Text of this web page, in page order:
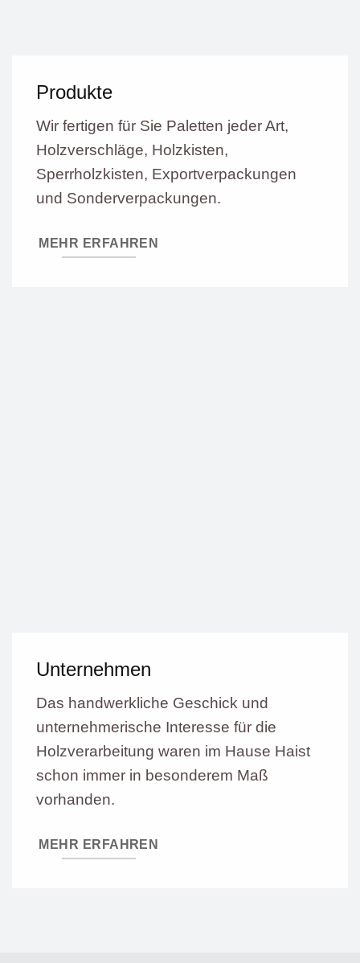
Produkte
Wir fertigen für Sie Paletten jeder Art,
Holzverschläge, Holzkisten,
Sperrholzkisten, Exportverpackungen
und Sonderverpackungen.
MEHR ERFAHREN
Unternehmen
Das handwerkliche Geschick und
unternehmerische Interesse für die
Holzverarbeitung waren im Hause Haist
schon immer in besonderem Maß
vorhanden.
MEHR ERFAHREN